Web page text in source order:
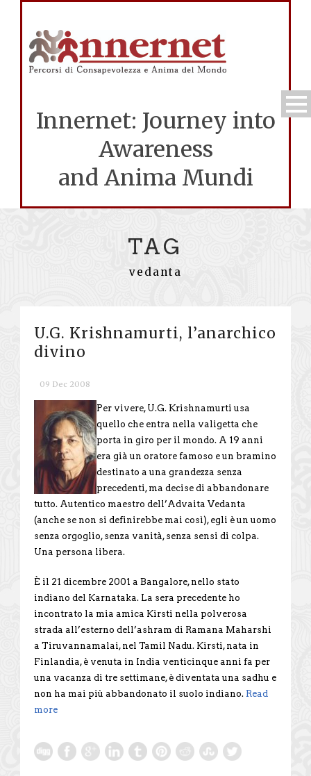
Innernet: Journey into
Awareness
and Anima Mundi
TAG
vedanta
U.G. Krishnamurti, l’anarchico
divino
09 Dec 2008
Per vivere, U.G. Krishnamurti usa
quello che entra nella valigetta che
porta in giro per il mondo. A 19 anni
era già un oratore famoso e un bramino
destinato a una grandezza senza
precedenti, ma decise di abbandonare
tutto. Autentico maestro dell’Advaita Vedanta
(anche se non si definirebbe mai così), egli è un uomo
senza orgoglio, senza vanità, senza sensi di colpa.
Una persona libera.
È il 21 dicembre 2001 a Bangalore, nello stato
indiano del Karnataka. La sera precedente ho
incontrato la mia amica Kirsti nella polverosa
strada all’esterno dell’ashram di Ramana Maharshi
a Tiruvannamalai, nel Tamil Nadu. Kirsti, nata in
Finlandia, è venuta in India venticinque anni fa per
una vacanza di tre settimane, è diventata una sadhu e
non ha mai più abbandonato il suolo indiano. Read
more